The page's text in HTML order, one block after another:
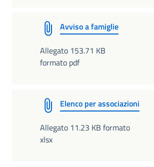
Avviso a famiglie
Allegato 153.71 KB
formato pdf
Elenco per associazioni
Allegato 11.23 KB formato
xlsx